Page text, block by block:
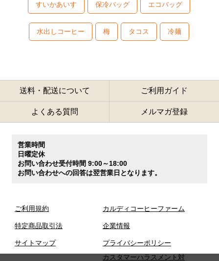
すいかあいす 保冷バッグ エコバッグ
水出しコーヒー 梅 タコス 冷麺
送料・配送について ご利用ガイド
よくある質問 メルマガ登録
営業時間
日曜定休
お問い合わせ受付時間 9:00～18:00
お問い合わせへの回答は翌営業日となります。
ご利用規約
特定商品取引法
サイトマップ
カルディコーヒーファーム
企業情報
プライバシーポリシー
カスタマーハラスメント対